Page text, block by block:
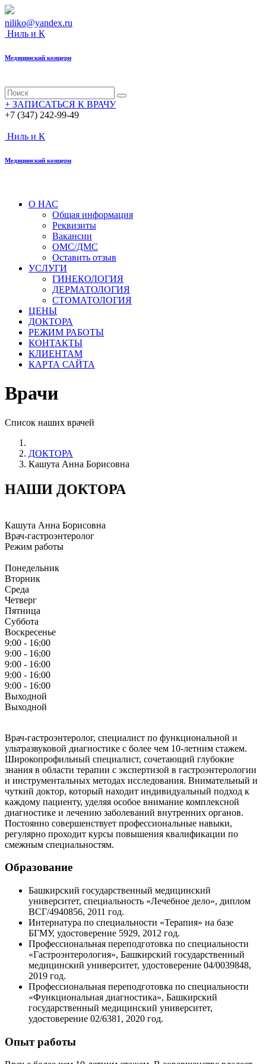
niliko@yandex.ru
Ниль и К
Медицинский концерн
+ ЗАПИСАТЬСЯ К ВРАЧУ
+7 (347) 242-99-49
Ниль и К
Медицинский концерн
О НАС
Общая информация
Реквизиты
Вакансии
ОМС/ДМС
Оставить отзыв
УСЛУГИ
ГИНЕКОЛОГИЯ
ДЕРМАТОЛОГИЯ
СТОМАТОЛОГИЯ
ЦЕНЫ
ДОКТОРА
РЕЖИМ РАБОТЫ
КОНТАКТЫ
КЛИЕНТАМ
КАРТА САЙТА
Врачи
Список наших врачей
ДОКТОРА
Кашута Анна Борисовна
НАШИ ДОКТОРА
Кашута Анна Борисовна
Врач-гастроэнтеролог
Режим работы
Понедельник
Вторник
Среда
Четверг
Пятница
Суббота
Воскресенье
9:00 - 16:00
9:00 - 16:00
9:00 - 16:00
9:00 - 16:00
9:00 - 16:00
Выходной
Выходной
Врач-гастроэнтеролог, специалист по функциональной и
ультразвуковой диагностике с более чем 10-летним стажем.
Широкопрофильный специалист, сочетающий глубокие
знания в области терапии с экспертизой в гастроэнтерологии
и инструментальных методах исследования. Внимательный и
чуткий доктор, который находит индивидуальный подход к
каждому пациенту, уделяя особое внимание комплексной
диагностике и лечению заболеваний внутренних органов.
Постоянно совершенствует профессиональные навыки,
регулярно проходит курсы повышения квалификации по
смежным специальностям.
Образование
Башкирский государственный медицинский
университет, специальность «Лечебное дело», диплом
ВСГ/4940856, 2011 год.
Интернатура по специальности «Терапия» на базе
БГМУ, удостоверение 5929, 2012 год.
Профессиональная переподготовка по специальности
«Гастроэнтерология», Башкирский государственный
медицинский университет, удостоверение 04/0039848,
2019 год.
Профессиональная переподготовка по специальности
«Функциональная диагностика», Башкирский
государственный медицинский университет,
удостоверение 02/6381, 2020 год.
Опыт работы